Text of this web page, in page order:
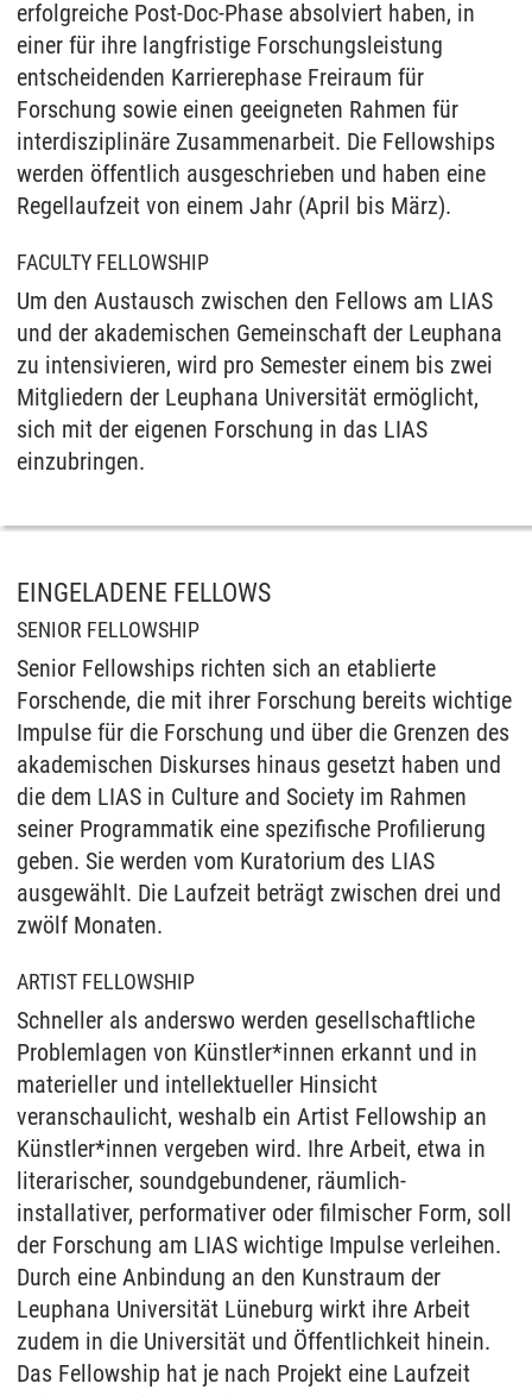
erfolgreiche Post-Doc-Phase absolviert haben, in
einer für ihre langfristige Forschungsleistung
entscheidenden Karrierephase Freiraum für
Forschung sowie einen geeigneten Rahmen für
interdisziplinäre Zusammenarbeit. Die Fellowships
werden öffentlich ausgeschrieben und haben eine
Regellaufzeit von einem Jahr (April bis März).
FACULTY FELLOWSHIP
Um den Austausch zwischen den Fellows am LIAS
und der akademischen Gemeinschaft der Leuphana
zu intensivieren, wird pro Semester einem bis zwei
Mitgliedern der Leuphana Universität ermöglicht,
sich mit der eigenen Forschung in das LIAS
einzubringen.
EINGELADENE FELLOWS
SENIOR FELLOWSHIP
Senior Fellowships richten sich an etablierte
Forschende, die mit ihrer Forschung bereits wichtige
Impulse für die Forschung und über die Grenzen des
akademischen Diskurses hinaus gesetzt haben und
die dem LIAS in Culture and Society im Rahmen
seiner Programmatik eine spezifische Profilierung
geben. Sie werden vom Kuratorium des LIAS
ausgewählt. Die Laufzeit beträgt zwischen drei und
zwölf Monaten.
ARTIST FELLOWSHIP
Schneller als anderswo werden gesellschaftliche
Problemlagen von Künstler*innen erkannt und in
materieller und intellektueller Hinsicht
veranschaulicht, weshalb ein Artist Fellowship an
Künstler*innen vergeben wird. Ihre Arbeit, etwa in
literarischer, soundgebundener, räumlich-
installativer, performativer oder filmischer Form, soll
der Forschung am LIAS wichtige Impulse verleihen.
Durch eine Anbindung an den Kunstraum der
Leuphana Universität Lüneburg wirkt ihre Arbeit
zudem in die Universität und Öffentlichkeit hinein.
Das Fellowship hat je nach Projekt eine Laufzeit